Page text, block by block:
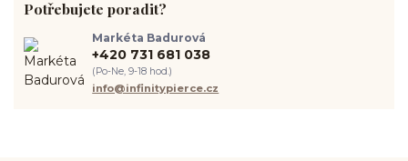
hygiena piercingu
tipy pro piercing
piercing ucha
chirurgická ocel 316L
spravná velikost piercingu
jak pečovat o piercing
medusa piercing
Potřebujete poradit?
Markéta Badurová
+420 731 681 038
(Po-Ne, 9-18 hod.)
info@infinitypierce.cz